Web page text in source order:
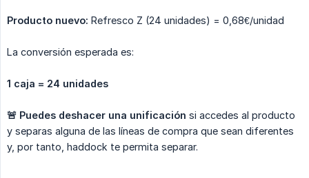
Producto nuevo: Refresco Z (24 unidades) = 0,68€/unidad
La conversión esperada es:
1 caja = 24 unidades
🚨 Puedes deshacer una unificación si accedes al producto
y separas alguna de las líneas de compra que sean diferentes
y, por tanto, haddock te permita separar.